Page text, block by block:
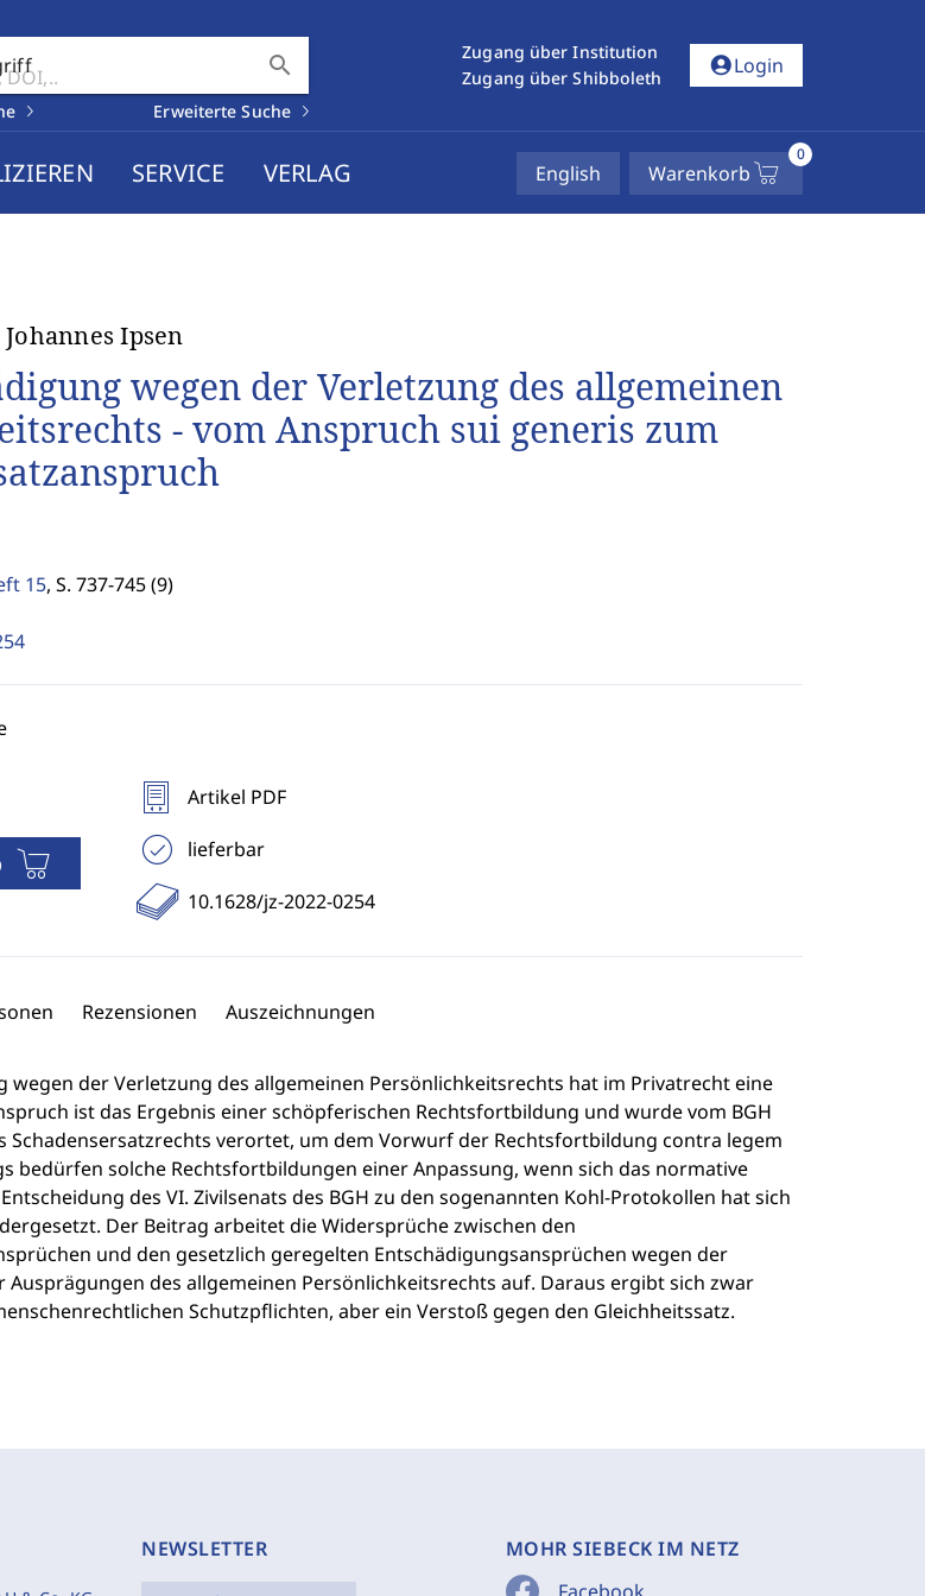
search
Erweiterte Suche
Zugang über Institution
Zugang über Shibboleth
account_circleLogin
SERVICE VERLAG English Warenkorb
0
Ipsen
wegen der Verletzung des allgemeinen
- vom Anspruch sui generis zum
15, S. 737-745 (9)
Artikel PDF
lieferbar
10.1628/jz-2022-0254
Rezensionen Auszeichnungen
wegen der Verletzung des allgemeinen Persönlichkeitsrechts hat im Privatrecht eine
ist das Ergebnis einer schöpferischen Rechtsfortbildung und wurde vom BGH
Schadensersatzrechts verortet, um dem Vorwurf der Rechtsfortbildung contra legem
bedürfen solche Rechtsfortbildungen einer Anpassung, wenn sich das normative
des VI. Zivilsenats des BGH zu den sogenannten Kohl-Protokollen hat sich
Der Beitrag arbeitet die Widersprüche zwischen den
und den gesetzlich geregelten Entschädigungsansprüchen wegen der
des allgemeinen Persönlichkeitsrechts auf. Daraus ergibt sich zwar
Schutzpflichten, aber ein Verstoß gegen den Gleichheitssatz.
NEWSLETTER
MOHR SIEBECK IM NETZ